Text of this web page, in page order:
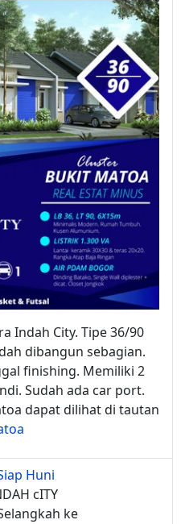
Indah City. Tipe 36/90
dibangun sebagian.
finishing. Memiliki 2
Sudah ada car port.
dapat dilihat di tautan
Huni
ke